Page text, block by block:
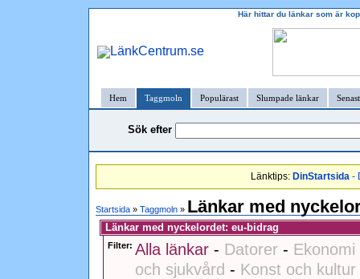
Här hittar du länkar som är
Hem Taggmoln Populärast Slumpade länkar
Sök efter
Länktips: DinStartsida -
Startsida » Taggmoln » Länkar med
Länkar med nyckelordet: eu-bidrag
Filter: Alla länkar - Datorer -
och sjukvård - Konst och kultur